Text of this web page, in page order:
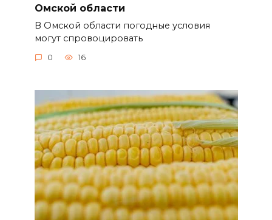
Омской области
В Омской области погодные условия
могут спровоцировать
0 16